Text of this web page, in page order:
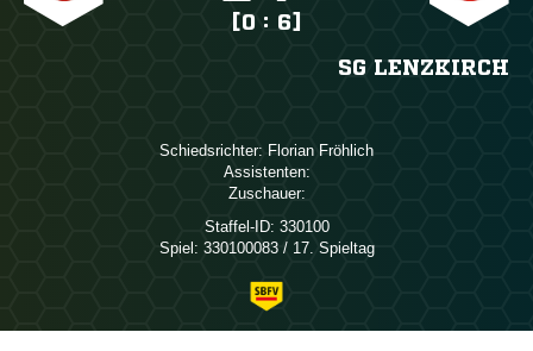
[0 : 6]
SG LENZKIRCH
Schiedsrichter:  
Assistenten:
Zuschauer:
Staffel-ID: 330100
Spiel: 330100083 / 17. Spieltag